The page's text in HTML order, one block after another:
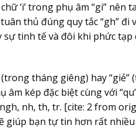
‘i’ trong phụ âm “gi” nên
thủ đúng quy tắc “gh” đi
tinh tế và đôi khi phức tạp
tháng giêng) hay “giẻ”
kép đặc biệt cùng với
nh, th, tr. [cite: 2 from
giúp bạn tự tin hơn rất